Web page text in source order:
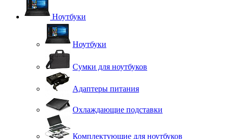
Ноутбуки
Ноутбуки
Сумки для ноутбуков
Адаптеры питания
Охлаждающие подставки
Комплектующие для ноутбуков